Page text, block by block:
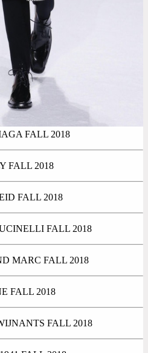
FALL 2018
FALL 2018
FALL 2018
FALL 2018
MARC FALL 2018
FALL 2018
FALL 2018